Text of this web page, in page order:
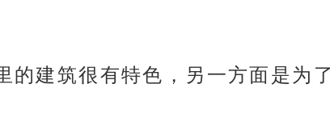
的建筑很有特色，另一方面是为